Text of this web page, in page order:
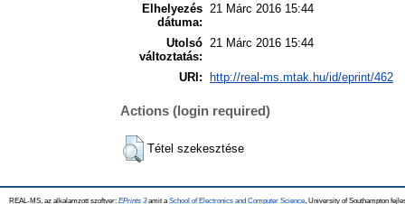
Elhelyezés
dátuma:
21 Márc 2016 15:44
Utolsó
változtatás:
21 Márc 2016 15:44
URI: http://real-ms.mtak.hu/id/eprint/462
Actions (login required)
Tétel szekesztése
REAL-MS, az alkalamzott szoftver: EPrints 3amit a School of Electronics and Computer Science , University of Southampton